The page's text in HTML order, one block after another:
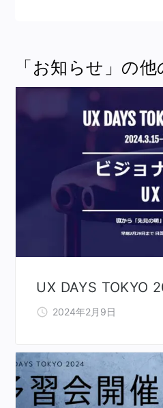
「お知らせ」の
UX DAYS TOKYO
2024年2月9日